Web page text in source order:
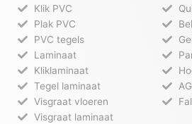
Klik PVC
Plak PVC
PVC tegels
Laminaat
Kliklaminaat
Tegel laminaat
Visgraat vloeren
Visgraat laminaat